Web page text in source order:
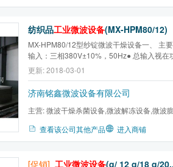
纺织品工业微波设备(MX-HPM80/12)
MX-HPM80/12型纱锭微波干燥设备一、 主
输入：三相380V±10%，50Hz● 总输入视在
波输出功率：≥80kW功率可调（隧道式）●
2450MHz±50MHz● 外型尺寸： （约）
（长×宽×高）● 微波作用区域： （约）
（长×宽×高）● 进出料口...
更新: 2018-03-01
济南铭鑫微波设备有限公司
主营:微波干燥杀菌设备,微波解冻设备,微波
查看该公司其他产品 进入商铺
[促销] 工业微波设备(q/ 12 q/18 q/